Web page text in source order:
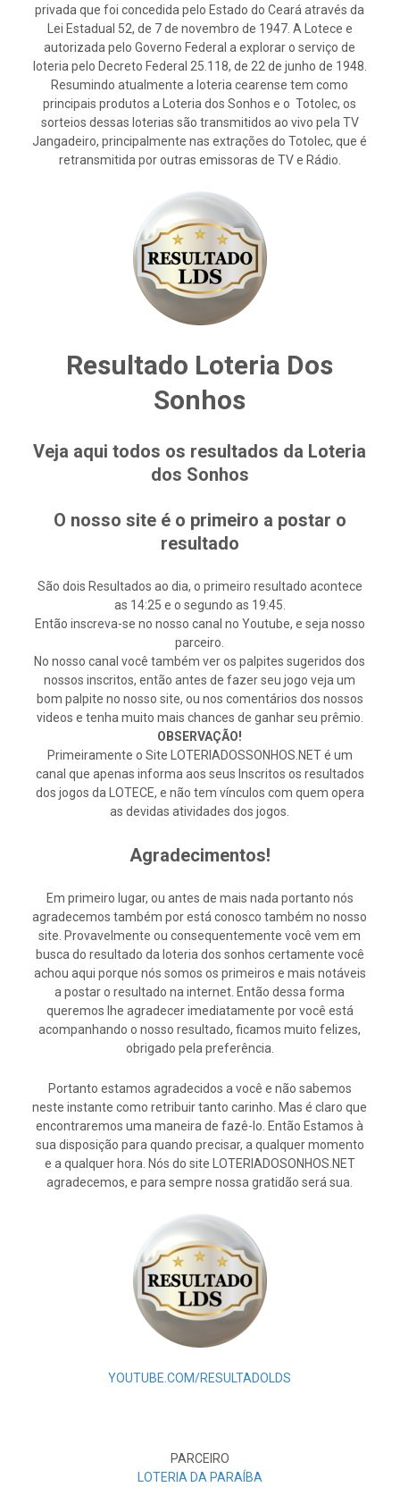
privada que foi concedida pelo Estado do Ceará através da
Lei Estadual 52, de 7 de novembro de 1947. A Lotece e
autorizada pelo Governo Federal a explorar o serviço de
loteria pelo Decreto Federal 25.118, de 22 de junho de 1948.
Resumindo atualmente a loteria cearense tem como
principais produtos a Loteria dos Sonhos e o Totolec, os
sorteios dessas loterias são transmitidos ao vivo pela TV
Jangadeiro, principalmente nas extrações do Totolec, que é
retransmitida por outras emissoras de TV e Rádio.
Resultado Loteria Dos
Sonhos
Veja aqui todos os resultados da Loteria
dos Sonhos
O nosso site é o primeiro a postar o
resultado
São dois Resultados ao dia, o primeiro resultado acontece
as 14:25 e o segundo as 19:45.
Então inscreva-se no nosso canal no Youtube, e seja nosso
parceiro.
No nosso canal você também ver os palpites sugeridos dos
nossos inscritos, então antes de fazer seu jogo veja um
bom palpite no nosso site, ou nos comentários dos nossos
videos e tenha muito mais chances de ganhar seu prêmio.
OBSERVAÇÃO!
Primeiramente o Site LOTERIADOSSONHOS.NET é um
canal que apenas informa aos seus Inscritos os resultados
dos jogos da LOTECE, e não tem vínculos com quem opera
as devidas atividades dos jogos.
Agradecimentos!
Em primeiro lugar, ou antes de mais nada portanto nós
agradecemos também por está conosco também no nosso
site. Provavelmente ou consequentemente você vem em
busca do resultado da loteria dos sonhos certamente você
achou aqui porque nós somos os primeiros e mais notáveis
a postar o resultado na internet. Então dessa forma
queremos lhe agradecer imediatamente por você está
acompanhando o nosso resultado, ficamos muito felizes,
obrigado pela preferência.
Portanto estamos agradecidos a você e não sabemos
neste instante como retribuir tanto carinho. Mas é claro que
encontraremos uma maneira de fazê-lo. Então Estamos à
sua disposição para quando precisar, a qualquer momento
e a qualquer hora. Nós do site LOTERIADOSONHOS.NET
agradecemos, e para sempre nossa gratidão será sua.
YOUTUBE.COM/RESULTADOLDS
PARCEIRO
LOTERIA DA PARAÍBA